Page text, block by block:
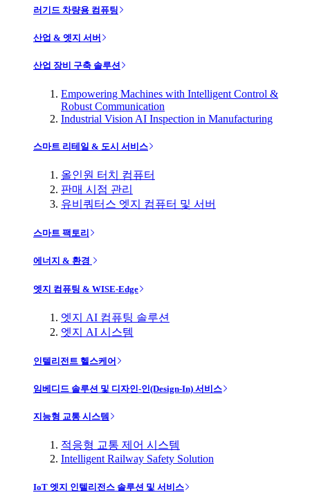
러기드 차량용 컴퓨팅
산업 & 엣지 서버
산업 장비 구축 솔루션
Empowering Machines with Intelligent Control &
Robust Communication
Industrial Vision AI Inspection in Manufacturing
스마트 리테일 & 도시 서비스
올인원 터치 컴퓨터
판매 시점 관리
유비쿼터스 엣지 컴퓨터 및 서버
스마트 팩토리
에너지 & 환경
엣지 컴퓨팅 & WISE-Edge
엣지 AI 컴퓨팅 솔루션
엣지 AI 시스템
인텔리전트 헬스케어
임베디드 솔루션 및 디자인-인(Design-In) 서비스
지능형 교통 시스템
적응형 교통 제어 시스템
Intelligent Railway Safety Solution
IoT 엣지 인텔리전스 솔루션 및 서비스